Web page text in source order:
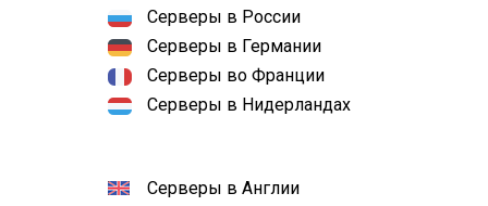
Серверы в России
Серверы в Германии
Серверы во Франции
Серверы в Нидерландах
Серверы в Англии